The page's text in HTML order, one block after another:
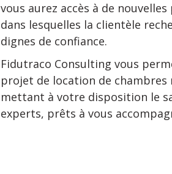
vous aurez accès à de
dans lesquelles la clientèle
dignes de confiance.
Fidutraco Consulting vous
projet de location de chambres
mettant à votre disposition le
experts, prêts à vous